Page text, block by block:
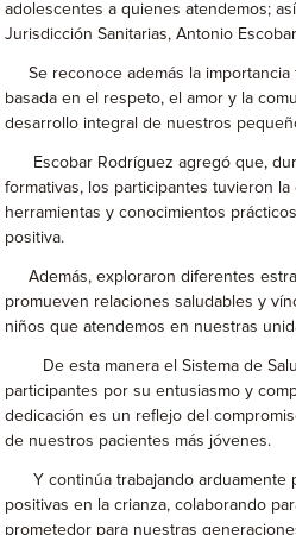
adolescentes a quienes atendemos;
Jurisdicción Sanitarias, Antonio
Se reconoce además la importancia
basada en el respeto, el amor y la
desarrollo integral de nuestros
Escobar Rodríguez agregó que,
formativas, los participantes tuvieron
herramientas y conocimientos
positiva.
Además, exploraron diferentes
promueven relaciones saludables y
niños que atendemos en nuestras
De esta manera el Sistema de
participantes por su entusiasmo y
dedicación es un reflejo del
de nuestros pacientes más jóvenes.
Y continúa trabajando arduamente
positivas en la crianza, colaborando
prometedor para nuestras